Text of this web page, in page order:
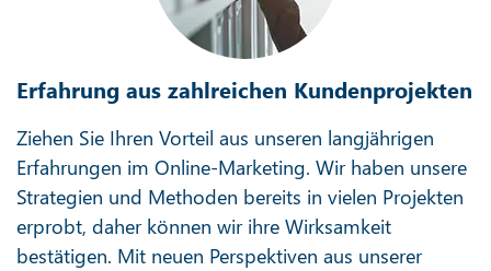
Erfahrung aus zahlreichen Kundenprojekten
Ziehen Sie Ihren Vorteil aus unseren langjährigen
Erfahrungen im Online-Marketing. Wir haben unsere
Strategien und Methoden bereits in vielen Projekten
erprobt, daher können wir ihre Wirksamkeit
bestätigen. Mit neuen Perspektiven aus unserer